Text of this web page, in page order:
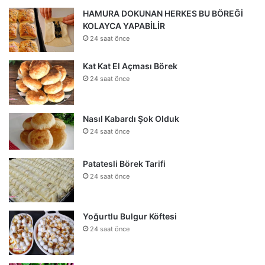
HAMURA DOKUNAN HERKES BU BÖREĞİ
KOLAYCA YAPABİLİR
24 saat önce
Kat Kat El Açması Börek
24 saat önce
Nasıl Kabardı Şok Olduk
24 saat önce
Patatesli Börek Tarifi
24 saat önce
Yoğurtlu Bulgur Köftesi
24 saat önce